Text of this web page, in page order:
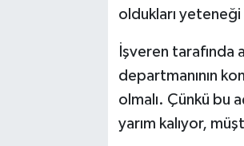
oldukları
İşveren tarafında
departmanının
olmalı. Çünkü bu
yarım kalıyor,